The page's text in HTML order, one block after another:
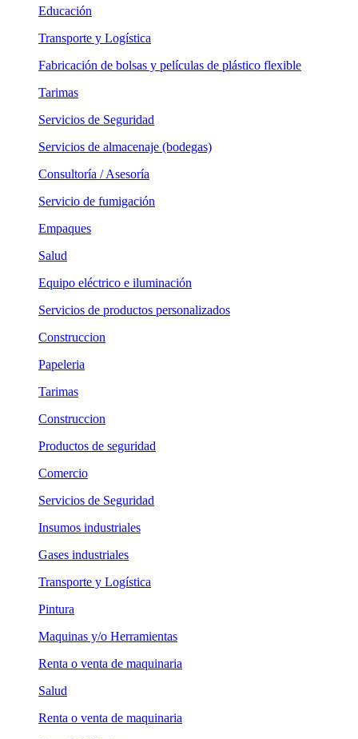
Educación
Transporte y Logística
Fabricación de bolsas y películas de plástico flexible
Tarimas
Servicios de Seguridad
Servicios de almacenaje (bodegas)
Consultoría / Asesoría
Servicio de fumigación
Empaques
Salud
Equipo eléctrico e iluminación
Servicios de productos personalizados
Construccion
Papeleria
Tarimas
Construccion
Productos de seguridad
Comercio
Servicios de Seguridad
Insumos industriales
Gases industriales
Transporte y Logística
Pintura
Maquinas y/o Herramientas
Renta o venta de maquinaria
Salud
Renta o venta de maquinaria